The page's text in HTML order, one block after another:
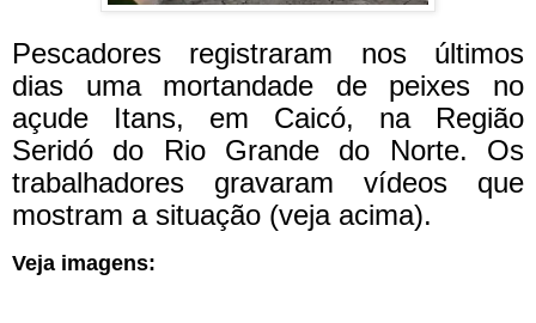
Pescadores registraram nos últimos
dias uma mortandade de peixes no
açude Itans, em Caicó, na Região
Seridó do Rio Grande do Norte. Os
trabalhadores gravaram vídeos que
mostram a situação (veja acima).
Veja imagens: